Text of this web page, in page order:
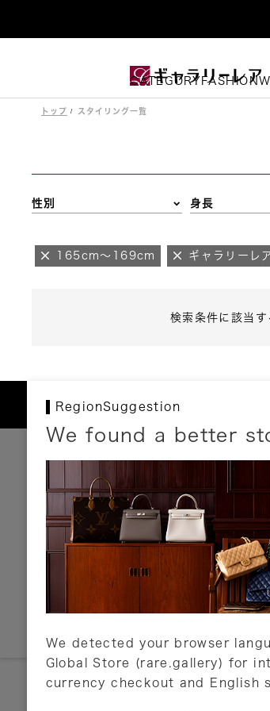
CATEGORY FASHION
トップ スタイリング一覧
性別 身長
165cm～169cm ギャラリーレ
検索条件に該当
RegionSuggestion
We found a better
We detected your browser
Global Store (rare.gallery) for
currency checkout and English
お支払いについて
以下のお支払方法が利用可能
クレジットカード
ショッピングローン
銀行振込・郵便振替
代金引換
Amazon Pay
PayPay
店頭支払い
詳しくはこちら